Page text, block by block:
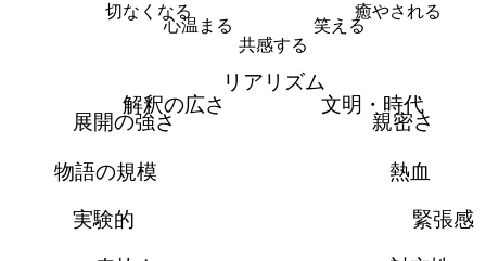
癒やされる
笑える
共感する
心温まる
切なくなる
リアリズム
文明・時代
親密さ
熱血
緊張感
実験的
物語の規模
展開の強さ
解釈の広さ